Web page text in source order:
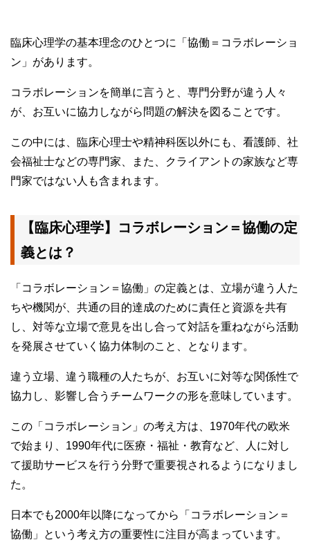
臨床心理学の基本理念のひとつに「協働＝コラボレーショ
ン」があります。
コラボレーションを簡単に言うと、専門分野が違う人々
が、お互いに協力しながら問題の解決を図ることです。
この中には、臨床心理士や精神科医以外にも、看護師、社
会福祉士などの専門家、また、クライアントの家族など専
門家ではない人も含まれます。
【臨床心理学】コラボレーション＝協働の定
義とは？
「コラボレーション＝協働」の定義とは、立場が違う人た
ちや機関が、共通の目的達成のために責任と資源を共有
し、対等な立場で意見を出し合って対話を重ねながら活動
を発展させていく協力体制のこと、となります。
違う立場、違う職種の人たちが、お互いに対等な関係性で
協力し、影響し合うチームワークの形を意味しています。
この「コラボレーション」の考え方は、1970年代の欧米
で始まり、1990年代に医療・福祉・教育など、人に対し
て援助サービスを行う分野で重要視されるようになりまし
た。
日本でも2000年以降になってから「コラボレーション＝
協働」という考え方の重要性に注目が高まっています。